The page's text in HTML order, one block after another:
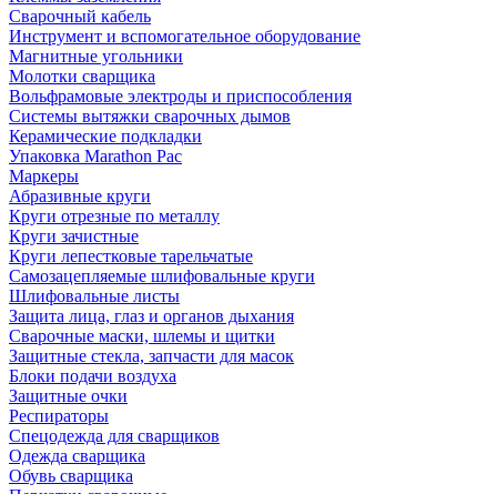
Сварочный кабель
Инструмент и вспомогательное оборудование
Магнитные угольники
Молотки сварщика
Вольфрамовые электроды и приспособления
Системы вытяжки сварочных дымов
Керамические подкладки
Упаковка Marathon Pac
Маркеры
Абразивные круги
Круги отрезные по металлу
Круги зачистные
Круги лепестковые тарельчатые
Самозацепляемые шлифовальные круги
Шлифовальные листы
Защита лица, глаз и органов дыхания
Сварочные маски, шлемы и щитки
Защитные стекла, запчасти для масок
Блоки подачи воздуха
Защитные очки
Респираторы
Спецодежда для сварщиков
Одежда сварщика
Обувь сварщика